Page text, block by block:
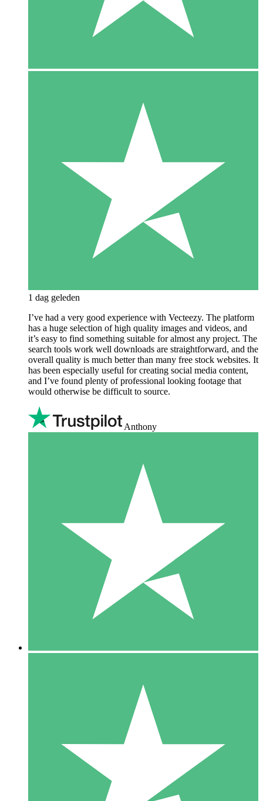
1 dag geleden
I’ve had a very good experience with Vecteezy. The platform
has a huge selection of high quality images and videos, and
it’s easy to find something suitable for almost any project. The
search tools work well downloads are straightforward, and the
overall quality is much better than many free stock websites. It
has been especially useful for creating social media content,
and I’ve found plenty of professional looking footage that
would otherwise be difficult to source.
Anthony